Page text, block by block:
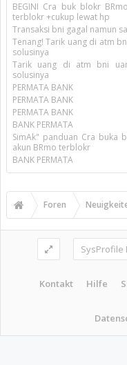
BEGINI Cra buk blokr
terblokr +cukup lewat hp
Transaksi bni gagal namun
Tenang! Tarik uang di atm
solusinya
Tarik uang di atm bni
solusinya
PERMATA BANK
PERMATA BANK
PERMATA BANK
BANK PERMATA
SimAk" panduan Cra buka
akun BRmo terblokr
BANK PERMATA
Foren
SysProfile
Kontakt Hilfe